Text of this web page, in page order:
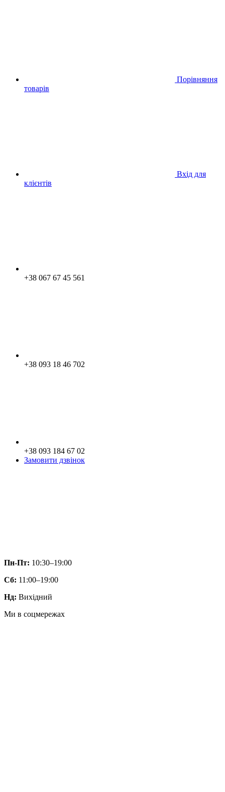
Порівняння
товарів
Вхід для
клієнтів
+38 067 67 45 561
+38 093 18 46 702
+38 093 184 67 02
Замовити дзвінок
Пн-Пт: 10:30–19:00
Сб: 11:00–19:00
Нд: Вихідний
Ми в соцмережах